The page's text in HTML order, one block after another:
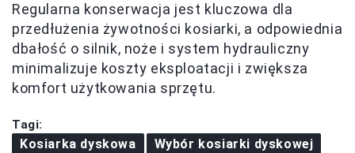
Regularna konserwacja jest kluczowa dla
przedłużenia żywotności kosiarki, a odpowiednia
dbałość o silnik, noże i system hydrauliczny
minimalizuje koszty eksploatacji i zwiększa
komfort użytkowania sprzętu.
Tagi:
Kosiarka dyskowa
Wybór kosiarki dyskowej